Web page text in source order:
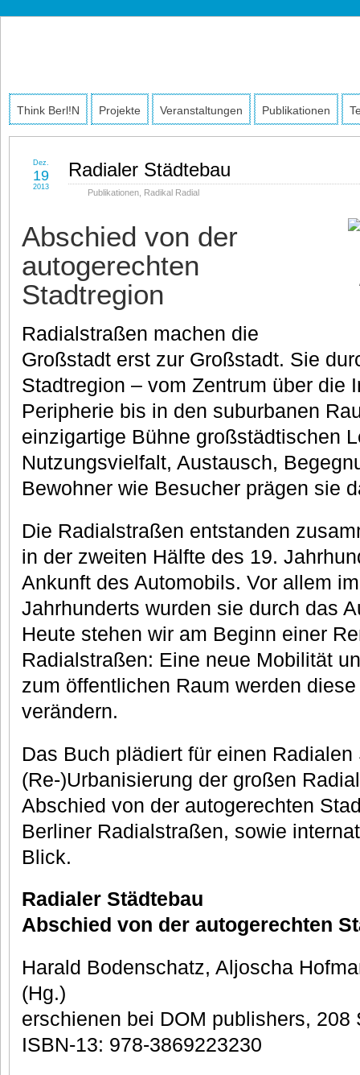
Berl!n
Think Berl!n Projekte Veranstaltungen Publikationen
Radialer Städtebau
Publikationen Radikal Radial
Dez.
19
2013
Abschied von der
autogerechten
Stadtregion
Radialstraßen machen die
Großstadt erst zur Großstadt. Sie
Stadtregion – vom Zentrum über die
Peripherie bis in den suburbanen
einzigartige Bühne großstädtischen
Nutzungsvielfalt, Austausch,
Bewohner wie Besucher prägen sie
Die Radialstraßen entstanden
in der zweiten Hälfte des 19.
Ankunft des Automobils. Vor allem
Jahrhunderts wurden sie durch das
Heute stehen wir am Beginn einer
Radialstraßen: Eine neue Mobilität
zum öffentlichen Raum werden
verändern.
Das Buch plädiert für einen
(Re-)Urbanisierung der großen
Abschied von der autogerechten
Berliner Radialstraßen, sowie
Blick.
Radialer Städtebau
Abschied von der autogerechten
Harald Bodenschatz, Aljoscha
(Hg.)
erschienen bei DOM publishers, 208
ISBN-13: 978-3869223230